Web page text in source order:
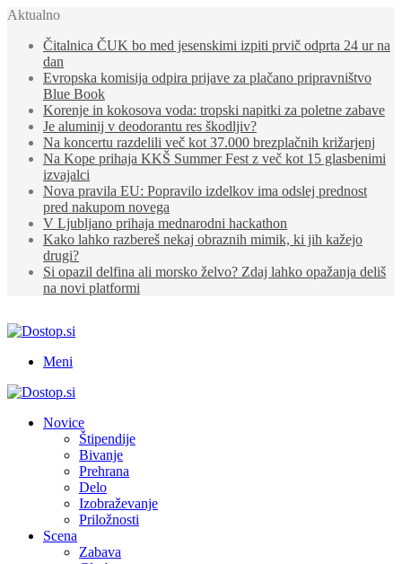
Aktualno
Čitalnica ČUK bo med jesenskimi izpiti prvič odprta 24 ur na
dan
Evropska komisija odpira prijave za plačano pripravništvo
Blue Book
Korenje in kokosova voda: tropski napitki za poletne zabave
Je aluminij v deodorantu res škodljiv?
Na koncertu razdelili več kot 37.000 brezplačnih križarjenj
Na Kope prihaja KKŠ Summer Fest z več kot 15 glasbenimi
izvajalci
Nova pravila EU: Popravilo izdelkov ima odslej prednost
pred nakupom novega
V Ljubljano prihaja mednarodni hackathon
Kako lahko razbereš nekaj obraznih mimik, ki jih kažejo
drugi?
Si opazil delfina ali morsko želvo? Zdaj lahko opažanja deliš
na novi platformi
Meni
Novice
Štipendije
Bivanje
Prehrana
Delo
Izobraževanje
Priložnosti
Scena
Zabava